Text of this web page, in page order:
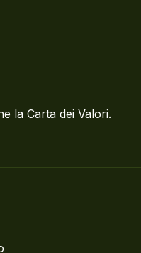
la Carta dei Valori.